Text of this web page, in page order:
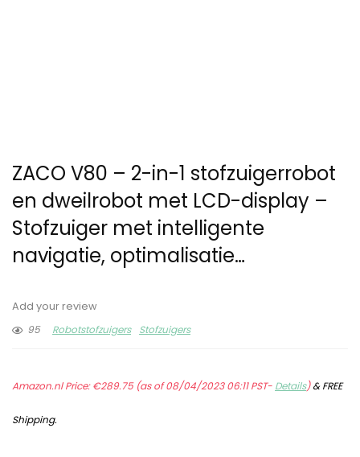
ZACO V80 – 2-in-1 stofzuigerrobot
en dweilrobot met LCD-display –
Stofzuiger met intelligente
navigatie, optimalisatie…
Add your review
95
Robotstofzuigers Stofzuigers
Amazon.nl Price:€289.75(as of 08/04/2023 06:11 PST- Details)&FREE
Shipping.